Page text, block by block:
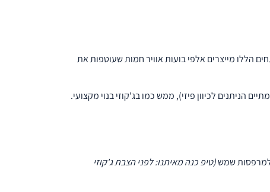
אוויר בתחתית הג'קוזי. הפתחים הללו מייצרים אלפי בועות אוויר חמות שעוטפות את
הניתנים לכיוון פיזי), ממש כמו בג'קוזי בנוי מקצועי.
(טיפ כנה מאיתנו: לפני הצבת ג'קוזי